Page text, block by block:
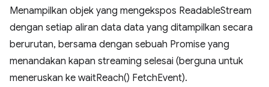
Menampilkan objek yang mengekspos ReadableStream
dengan setiap aliran data data yang ditampilkan secara
berurutan, bersama dengan sebuah Promise yang
menandakan kapan streaming selesai (berguna untuk
meneruskan ke waitReach() FetchEvent).